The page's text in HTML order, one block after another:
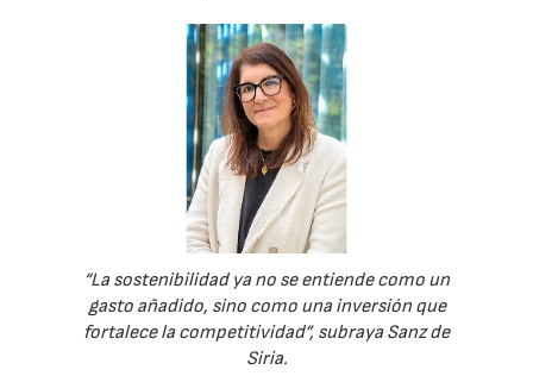
“La sostenibilidad ya no se entiende como un
gasto añadido, sino como una inversión que
fortalece la competitividad”, subraya Sanz de
Siria.